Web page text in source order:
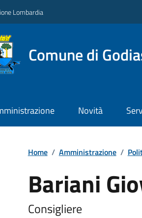
Lombardia
Comune di
Novità
Home / Amministrazione /
Bariani
Consigliere